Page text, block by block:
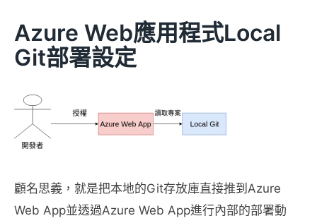
Azure Web應用程式Local
Git部署設定
顧名思義，就是把本地的Git存放庫直接推到Azure
Web App並透過Azure Web App進行內部的部署動